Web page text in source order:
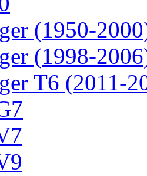
(1950-
(1998-
T6 (2011-